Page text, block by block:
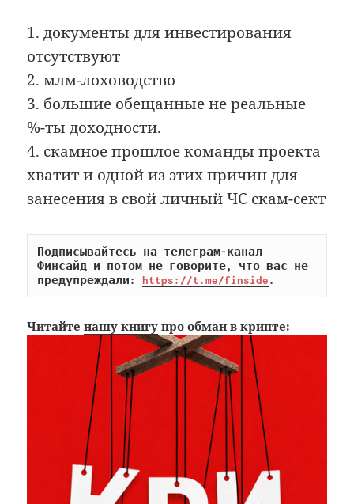
1. документы для инвестирования
отсутствуют
2. млм-лоховодство
3. большие обещанные не реальные
%-ты доходности.
4. скамное прошлое команды проекта
хватит и одной из этих причин для
занесения в свой личный ЧС скам-сект
Подписывайтесь на телеграм-канал
Финсайд и потом не говорите, что вас не
предупреждали: https://t.me/finside.
Читайтенашу книгу про обман в крипте: